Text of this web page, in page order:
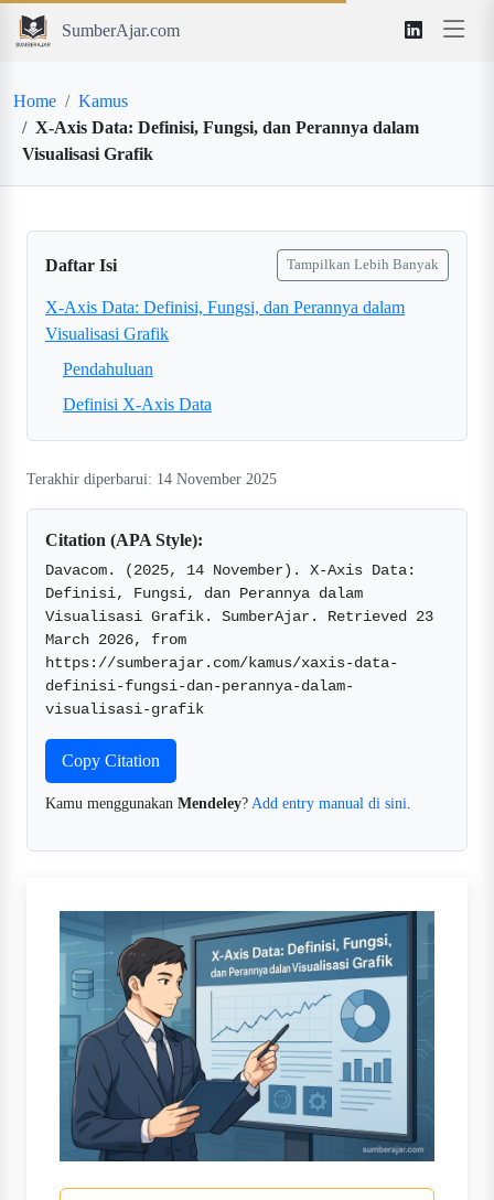
SumberAjar.com
Home
Kamus
X-Axis Data: Definisi, Fungsi, dan Perannya dalam
Visualisasi Grafik
Daftar Isi Tampilkan Lebih Banyak
X-Axis Data: Definisi, Fungsi, dan Perannya dalam
Visualisasi Grafik
Pendahuluan
Definisi X-Axis Data
Terakhir diperbarui: 14 November 2025
Citation (APA Style):
Davacom. (2025, 14 November). X-Axis Data:
Definisi, Fungsi, dan Perannya dalam
Visualisasi Grafik. SumberAjar. Retrieved 23
March 2026, from
https://sumberajar.com/kamus/xaxis-data-
definisi-fungsi-dan-perannya-dalam-
visualisasi-grafik
Copy Citation
Kamu menggunakan Mendeley? Add entry manual di sini.